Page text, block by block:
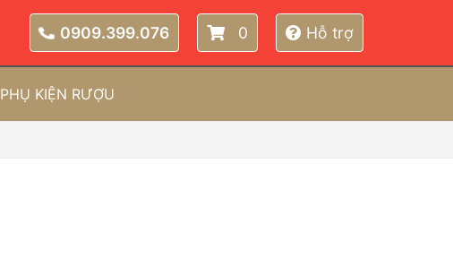
0909.399.076 0 Hỗ trợ
PHỤ KIỆN RƯỢU